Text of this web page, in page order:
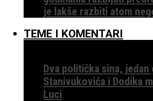
je lakše razbiti atom
TEME I KOMENTARI
Dva politička sina, jedan
Stanivukovića i Dodika
Luci